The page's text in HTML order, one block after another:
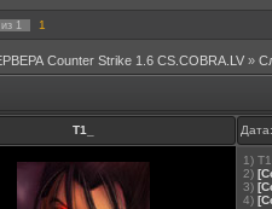
из 1 1
Counter Strike 1.6 CS.COBRA.LV »
Т1_
1)
2)
3)
4)